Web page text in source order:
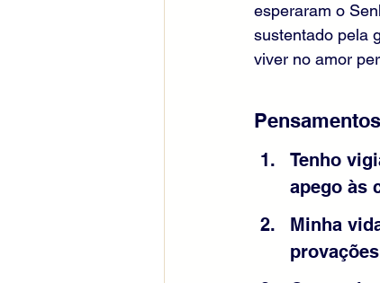
esperaram o
sustentado pela
viver no amor
Tenho
apego às
Minha